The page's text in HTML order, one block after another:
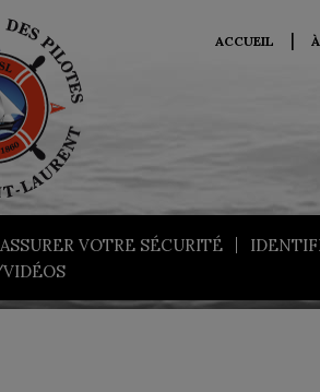
ACCUEIL
ASSURER VOTRE SÉCURITÉ